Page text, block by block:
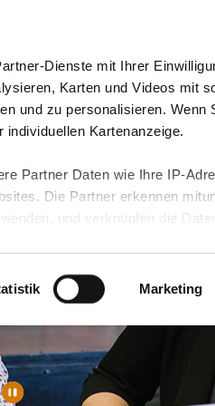
Dienste mit Ihrer
Karten und Videos mit
und zu personalisieren. Wenn
Kartenanzeige.
Partner Daten wie Ihre IP-
Die Partner erkennen
und verknüpfen die Daten
Datenschutzniveau
und in unsererCookie-
aktiviert sind, müssen Sie
über Ihre Einwilligung für
Zukunft widerrufen. Bitte
Marketing
Themen Jobs & Karriere